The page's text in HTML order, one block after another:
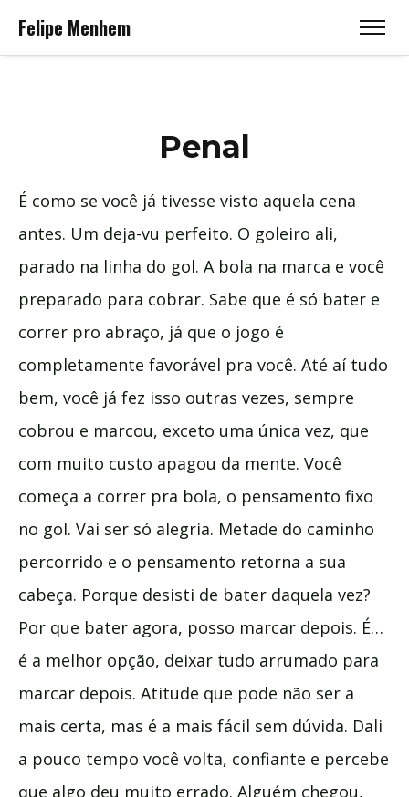
Felipe Menhem
Penal
É como se você já tivesse visto aquela cena
antes. Um deja-vu perfeito. O goleiro ali,
parado na linha do gol. A bola na marca e você
preparado para cobrar. Sabe que é só bater e
correr pro abraço, já que o jogo é
completamente favorável pra você. Até aí tudo
bem, você já fez isso outras vezes, sempre
cobrou e marcou, exceto uma única vez, que
com muito custo apagou da mente. Você
começa a correr pra bola, o pensamento fixo
no gol. Vai ser só alegria. Metade do caminho
percorrido e o pensamento retorna a sua
cabeça. Porque desisti de bater daquela vez?
Por que bater agora, posso marcar depois. É…
é a melhor opção, deixar tudo arrumado para
marcar depois. Atitude que pode não ser a
mais certa, mas é a mais fácil sem dúvida. Dali
a pouco tempo você volta, confiante e percebe
que algo deu muito errado. Alguém chegou,